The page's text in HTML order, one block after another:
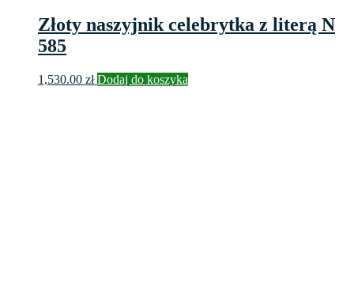
Złoty naszyjnik celebrytka z literą N
585
1,530.00 zł Dodaj do koszyka